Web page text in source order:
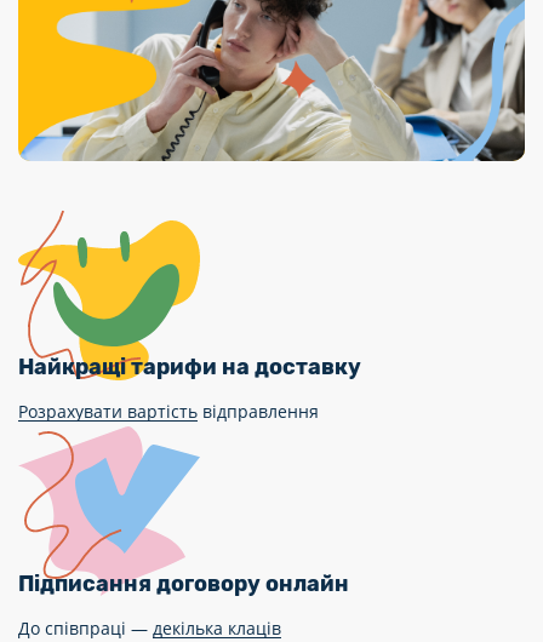
Найкращі тарифи на доставку
Розрахувати вартість відправлення
Підписання договору онлайн
До співпраці — декілька клаців